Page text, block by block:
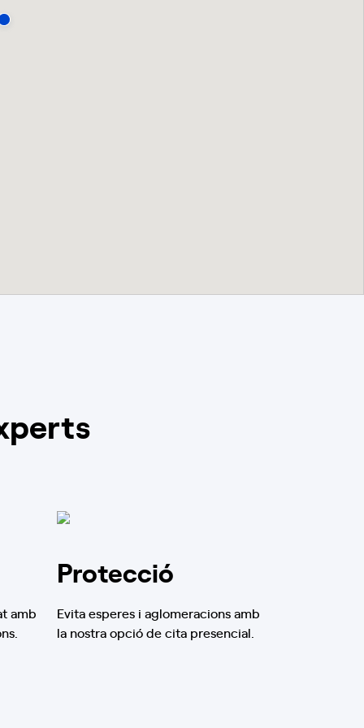
amb
Protecció
Evita esperes i aglomeracions amb
la nostra opció de cita presencial.